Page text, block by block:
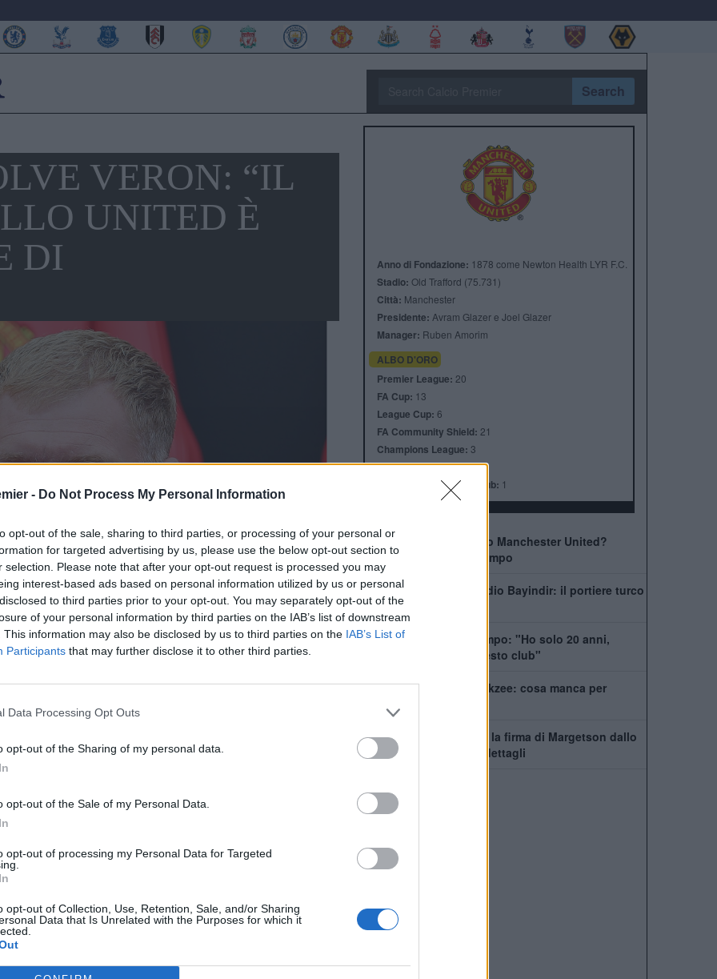
- Do Not Process My Personal Information
opt-out of the sale, sharing to third parties, or processing of your personal or
for targeted advertising by us, please use the below opt-out section to
selection. Please note that after your opt-out request is processed you may
interest-based ads based on personal information utilized by us or personal
to third parties prior to your opt-out. You may separately opt-out of the
of your personal information by third parties on the IAB’s list of downstream
This information may also be disclosed by us to third parties on the IAB’s List of
Participants that may further disclose it to other third parties.
Data Processing Opt Outs
opt-out of the Sharing of my personal data.
opt-out of the Sale of my Personal Data.
opt-out of processing my Personal Data for Targeted
opt-out of Collection, Use, Retention, Sale, and/or Sharing
Data that Is Unrelated with the Purposes for which it
Search
VERON: “IL
UNITED È
DI
di Sir Alex Ferguson ha affrontato uno dei temi più
nella storia del club?
Juan Sebastián Verón, Scholes ha una visione molto
argentino, arrivato nel 2001 per l’allora cifra
straordinario, un talento immenso. Non so perché
frenetico della Premier, ma era un calciatore vero, di
ridicolo”
Peter Schmeichel, è stato dipinto da Scholes come un
Anno di Fondazione: 1878 come Newton Health LYR F.C.
Stadio: Old Trafford (75.731)
Città: Manchester
Presidente: Avram Glazer e Joel Glazer
Manager: Ruben Amorim
ALBO D'ORO
Premier League: 20
FA Cup: 13
League Cup: 6
FA Community Shield: 21
Champions League: 3
Supercoppa Europea:1
Coppa del Mondo per Club: 1
Come giocherà il nuovo Manchester United?
Rivoluzione a centrocampo
Manchester United, addio Bayindir: il portiere turco
vola in Liga
United, Yoro chiede tempo: "Ho solo 20 anni,
posso dare tanto a questo club"
La Juventus ha il si Zirkzee: cosa manca per
Manchester United, c'è la firma di Margetson dallo
Swansea: annuncio e dettagli